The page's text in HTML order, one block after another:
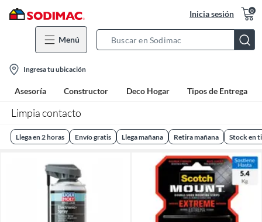
Inicia sesión 0
Menú
Bar
location-
icon
Ingresa tu ubicación
Asesoría Constructor Deco Hogar Tipos de Entrega
Limpia contacto
Llega en 2 horas Envío gratis Llega mañana Retira mañana Stock en